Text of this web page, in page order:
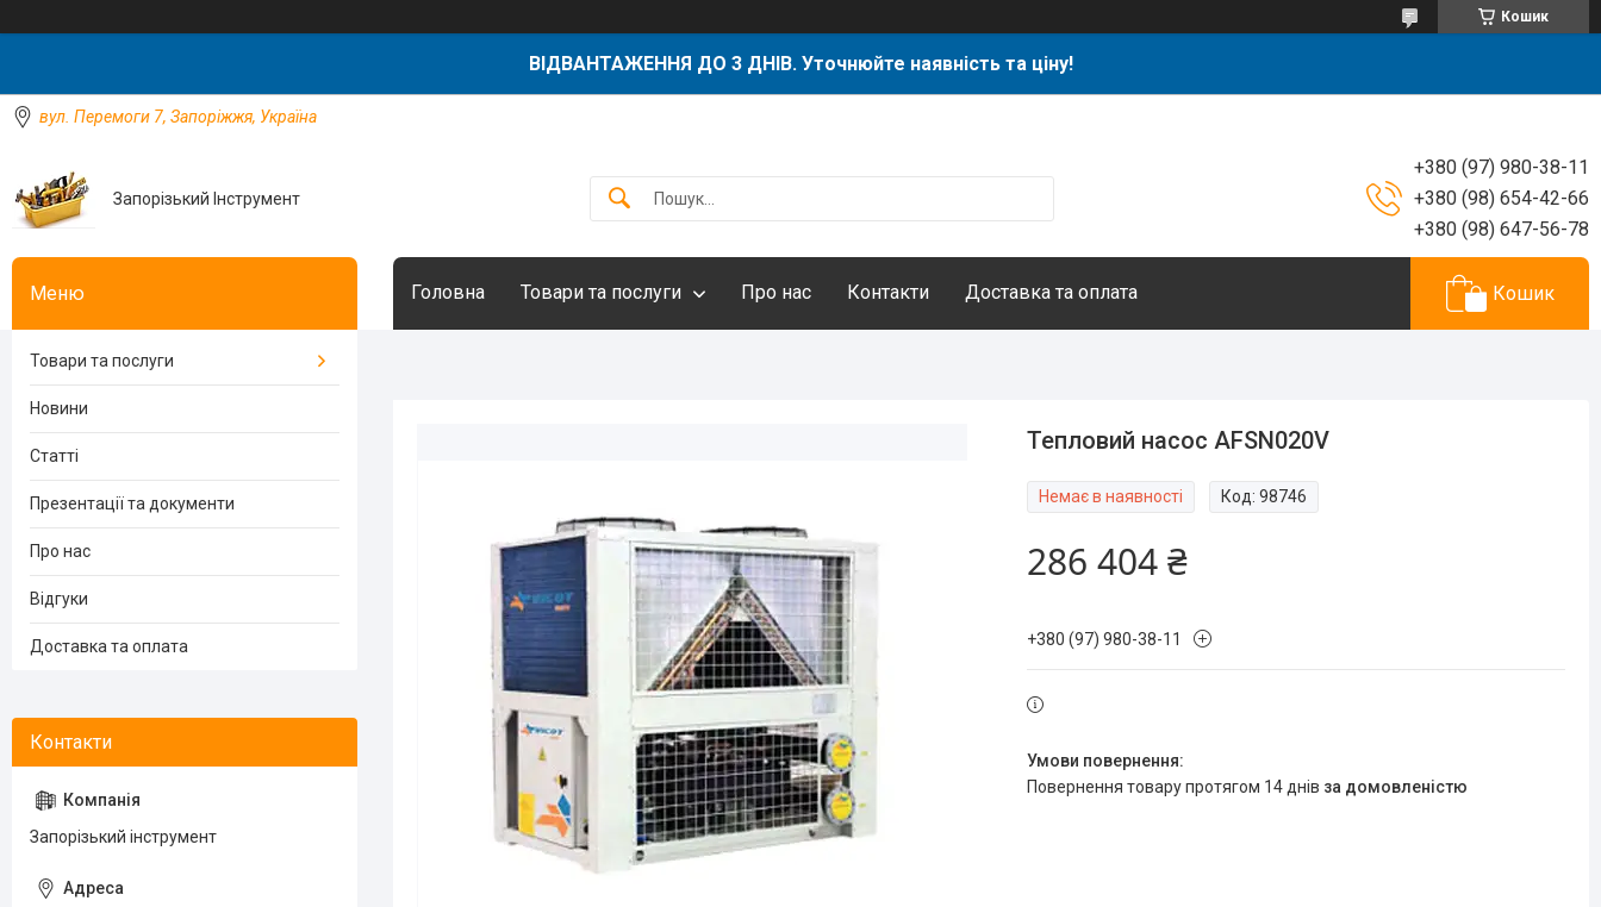
Кошик
ВІДВАНТАЖЕННЯ ДО 3 ДНІВ. Уточнюйте наявність та ціну!
вул. Перемоги 7, Запоріжжя, Україна
Запорізький Інструмент
+380 (97) 980-38-11
+380 (98) 654-42-66
+380 (98) 647-56-78
Головна Товари та послуги Про нас Контакти Доставка та оплата Кошик
Тепловий насос AFSN020V
Немає в наявності Код:98746
286 404 ₴
+380 (97) 980-38-11
повернення товару протягом 14 днів за домовленістю
Товари та послуги
Новини
Статті
Презентації та документи
Про нас
Відгуки
Доставка та оплата
Запорізький інструмент